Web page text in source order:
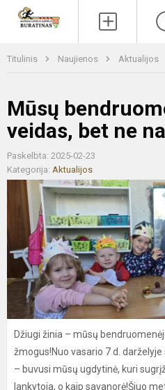
Titulinis Naujienos Aktualijos
Mūsų
veidas, bet ne
Paskelbta: 2025-02-23
Kategorija: Aktualijos
Džiugi žinia – mūsų
žmogus!Nuo vasario 7 d.
– buvusi mūsų ugdytinė, kuri
lankytoja, o kaip savanorė!Šiuo